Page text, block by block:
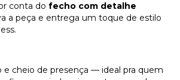
conta do fecho com detalhe
a peça e entrega um toque de estilo
e cheio de presença — ideal pra quem